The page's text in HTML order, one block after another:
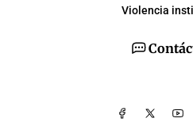
Violencia